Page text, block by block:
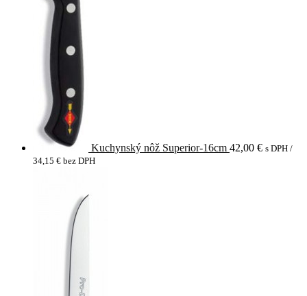
Kuchynský nôž Superior-16cm 42,00 € s DPH /
34,15 € bez DPH